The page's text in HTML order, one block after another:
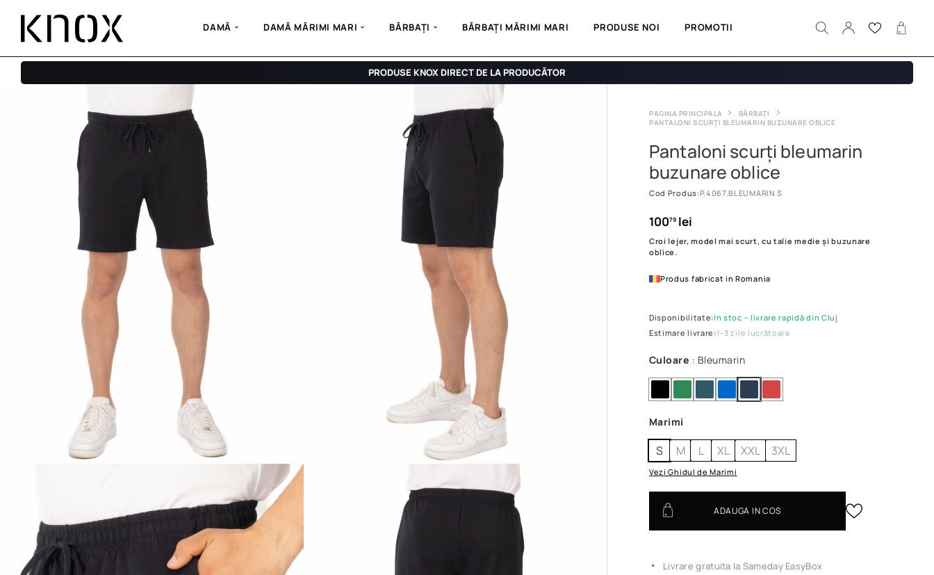
DAMĂ DAMĂ MĂRIMI MARI BĂRBAȚI BĂRBAȚI MĂRIMI MARI PRODUSE NOI PROMOTII
PRODUSE KNOX DIRECT DE LA PRODUCĂTOR
PAGINA PRINCIPALA
BĂRBAȚI
PANTALONI SCURȚI BLEUMARIN BUZUNARE OBLICE
Pantaloni scurți bleumarin
buzunare oblice
Cod Produs:P.4067.BLEUMARIN S
10079lei
Croi lejer, model mai scurt, cu talie medie și buzunare
oblice.
Produs fabricat in Romania
Disponibilitate:In stoc – livrare rapidă din Cluj
Estimare livrare:1–3 zile lucrătoare
Culoare : Bleumarin
Marimi
S M L XL XXL 3XL
Vezi Ghidul de Marimi
ADAUGA IN COS
Livrare gratuita la Sameday EasyBox